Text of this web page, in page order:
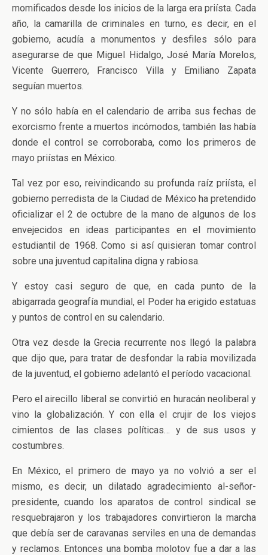
momificados desde los inicios de la larga era priísta. Cada
año, la camarilla de criminales en turno, es decir, en el
gobierno, acudía a monumentos y desfiles sólo para
asegurarse de que Miguel Hidalgo, José María Morelos,
Vicente Guerrero, Francisco Villa y Emiliano Zapata
seguían muertos.
Y no sólo había en el calendario de arriba sus fechas de
exorcismo frente a muertos incómodos, también las había
donde el control se corroboraba, como los primeros de
mayo priístas en México.
Tal vez por eso, reivindicando su profunda raíz priísta, el
gobierno perredista de la Ciudad de México ha pretendido
oficializar el 2 de octubre de la mano de algunos de los
envejecidos en ideas participantes en el movimiento
estudiantil de 1968. Como si así quisieran tomar control
sobre una juventud capitalina digna y rabiosa.
Y estoy casi seguro de que, en cada punto de la
abigarrada geografía mundial, el Poder ha erigido estatuas
y puntos de control en su calendario.
Otra vez desde la Grecia recurrente nos llegó la palabra
que dijo que, para tratar de desfondar la rabia movilizada
de la juventud, el gobierno adelantó el período vacacional.
Pero el airecillo liberal se convirtió en huracán neoliberal y
vino la globalización. Y con ella el crujir de los viejos
cimientos de las clases políticas… y de sus usos y
costumbres.
En México, el primero de mayo ya no volvió a ser el
mismo, es decir, un dilatado agradecimiento al-señor-
presidente, cuando los aparatos de control sindical se
resquebrajaron y los trabajadores convirtieron la marcha
que debía ser de caravanas serviles en una de demandas
y reclamos. Entonces una bomba molotov fue a dar a las